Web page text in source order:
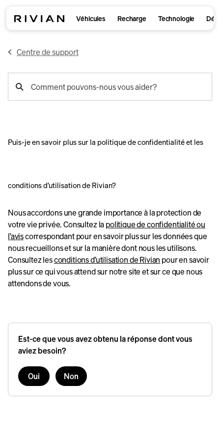
Véhicules Recharge Technologie
Centre de support
support
Comment pouvons-nous vous aider?
Puis-je en savoir plus sur la politique de confidentialité et les
conditions d’utilisation de Rivian?
Nous accordons une grande importance à la protection de
votre vie privée. Consultez lapolitique de confidentialité ou
l’aviscorrespondant pour en savoir plus sur les données que
nous recueillons et sur la manière dont nous les utilisons.
Consultez lesconditions d’utilisation de Rivian pour en savoir
plus sur ce qui vous attend sur notre site et sur ce que nous
attendons de vous.
Est-ce que vous avez obtenu la réponse dont vous
aviez besoin?
Oui Non